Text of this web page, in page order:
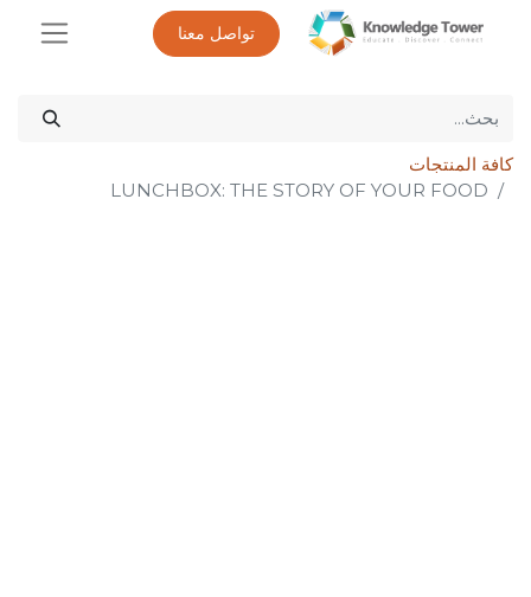
تواصل معنا
كافة المنتجات
LUNCHBOX: THE STORY OF YOUR FOOD